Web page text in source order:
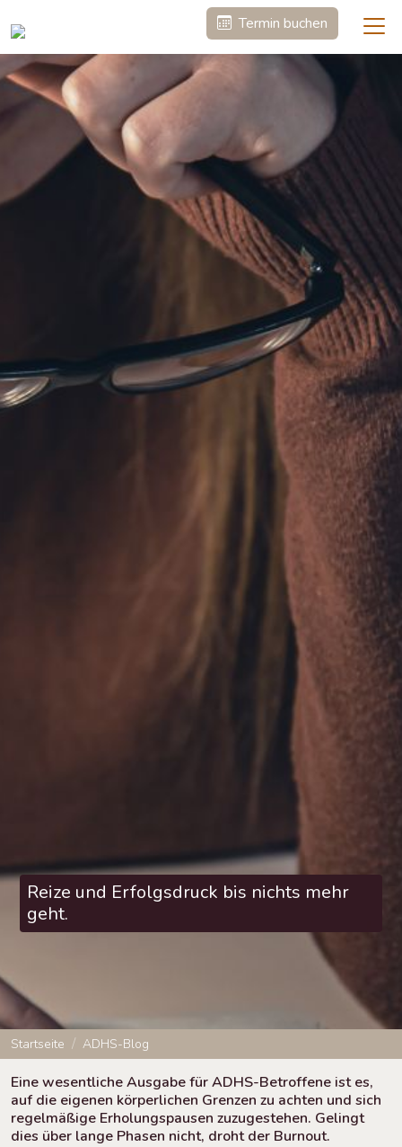
Termin buchen
Reize und Erfolgsdruck bis nichts mehr
geht.
Startseite ADHS-Blog
Eine wesentliche Ausgabe für ADHS-Betroffene ist es,
auf die eigenen körperlichen Grenzen zu achten und sich
regelmäßige Erholungspausen zuzugestehen. Gelingt
dies über lange Phasen nicht, droht der Burnout.